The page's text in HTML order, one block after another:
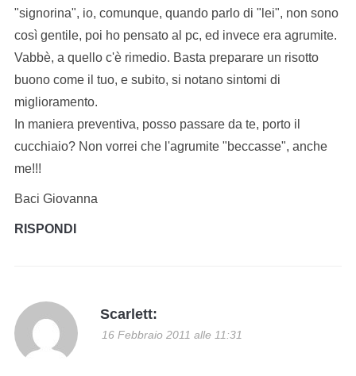
"signorina", io, comunque, quando parlo di "lei", non sono
così gentile, poi ho pensato al pc, ed invece era agrumite.
Vabbè, a quello c'è rimedio. Basta preparare un risotto
buono come il tuo, e subito, si notano sintomi di
miglioramento.
In maniera preventiva, posso passare da te, porto il
cucchiaio? Non vorrei che l'agrumite "beccasse", anche
me!!!
Baci Giovanna
RISPONDI
Scarlett:
16 Febbraio 2011 alle 11:31